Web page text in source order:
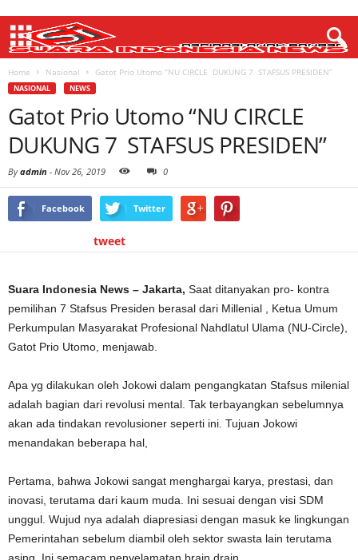
Home Nasional Gatot Prio Utomo “NU CIRCLE DUKUNG 7 STAFSUS PRESIDEN”
NASIONAL NEWS
Gatot Prio Utomo “NU CIRCLE
DUKUNG 7 STAFSUS PRESIDEN”
Byadmin - Nov 26, 2019 0
Facebook Twitter
tweet
Suara Indonesia News – Jakarta, Saat ditanyakan pro- kontra
pemilihan 7 Stafsus Presiden berasal dari Millenial , Ketua Umum
Perkumpulan Masyarakat Profesional Nahdlatul Ulama (NU-Circle),
Gatot Prio Utomo, menjawab.
Apa yg dilakukan oleh Jokowi dalam pengangkatan Stafsus milenial
adalah bagian dari revolusi mental. Tak terbayangkan sebelumnya
akan ada tindakan revolusioner seperti ini. Tujuan Jokowi
menandakan beberapa hal,
Pertama, bahwa Jokowi sangat menghargai karya, prestasi, dan
inovasi, terutama dari kaum muda. Ini sesuai dengan visi SDM
unggul. Wujud nya adalah diapresiasi dengan masuk ke lingkungan
Pemerintahan sebelum diambil oleh sektor swasta lain terutama